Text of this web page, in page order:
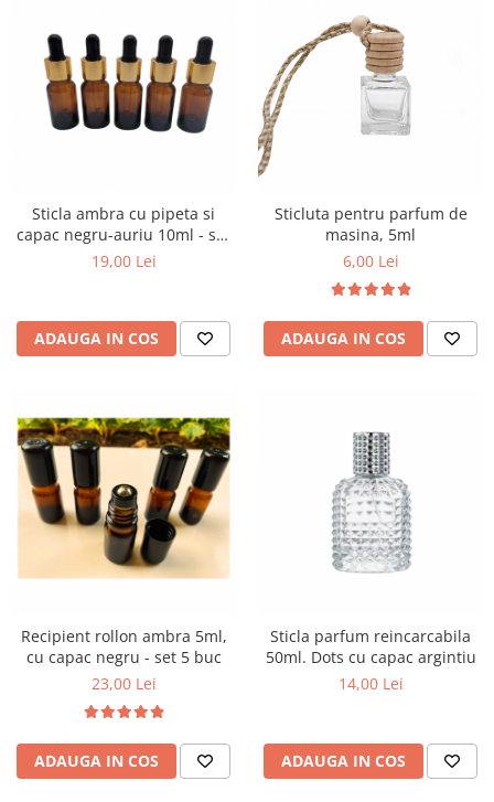
Sticla ambra cu pipeta si
capac negru-auriu 10ml - set
5 buc
19,00 Lei
ADAUGA IN COS
Sticluta pentru parfum de
masina, 5ml
6,00 Lei
ADAUGA IN COS
Recipient rollon ambra 5ml,
cu capac negru - set 5 buc
23,00 Lei
ADAUGA IN COS
Sticla parfum reincarcabila
50ml. Dots cu capac argintiu
14,00 Lei
ADAUGA IN COS